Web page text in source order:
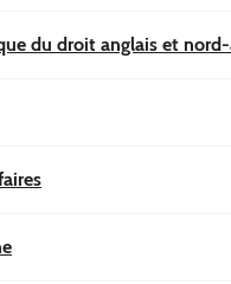
du droit anglais et